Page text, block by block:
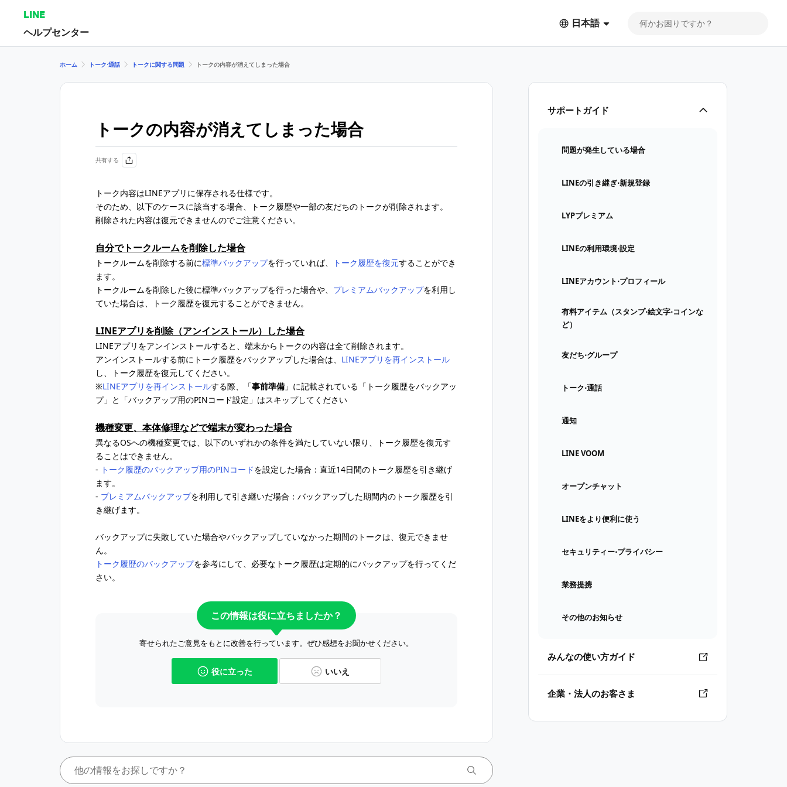
LINE
ヘルプセンター
日本語
サポートガイド
問題が発生している場合
LINEの引き継ぎ⋅新規登録
LYPプレミアム
LINEの利用環境⋅設定
LINEアカウント⋅プロフィール
有料アイテム（スタンプ⋅絵文字⋅コインな
ど）
友だち⋅グループ
トーク⋅通話
通知
LINE VOOM
オープンチャット
LINEをより便利に使う
セキュリティー⋅プライバシー
業務提携
その他のお知らせ
みんなの使い方ガイド
企業・法人のお客さま
ホーム トーク⋅通話 トークに関する問題 トークの内容が消えてしまった場合
トークの内容が消えてしまった場合
共有する
トーク内容はLINEアプリに保存される仕様です。
そのため、以下のケースに該当する場合、トーク履歴や一部の友だちのトークが削除されます。
削除された内容は復元できませんのでご注意ください。
自分でトークルームを削除した場合
トークルームを削除する前に標準バックアップを行っていれば、 トーク履歴を復元することができ
ます。
トークルームを削除した後に標準バックアップを行った場合や、 プレミアムバックアップを利用し
ていた場合は、トーク履歴を復元することができません。
LINEアプリを削除（アンインストール）した場合
LINEアプリをアンインストールすると、端末からトークの内容は全て削除されます。
アンインストールする前にトーク履歴をバックアップした場合は、 LINEアプリを再インストール
し、トーク履歴を復元してください。
※LINEアプリを再インストールする際、「事前準備 」に記載されている「トーク履歴をバックアッ
プ」と「バックアップ用のPINコード設定」はスキップしてください
機種変更、本体修理などで端末が変わった場合
異なるOSへの機種変更では、以下のいずれかの条件を満たしていない限り、トーク履歴を復元す
ることはできません。
- トーク履歴のバックアップ用のPINコードを設定した場合：直近14日間のトーク履歴を引き継げ
ます。
- プレミアムバックアップを利用して引き継いだ場合：バックアップした期間内のトーク履歴を引
き継げます。
バックアップに失敗していた場合やバックアップしていなかった期間のトークは、復元できませ
ん。
トーク履歴のバックアップを参考にして、必要なトーク履歴は定期的にバックアップを行ってくだ
さい。
この情報は役に立ちましたか？
寄せられたご意見をもとに改善を行っています。ぜひ感想をお聞かせください。
役に立った いいえ